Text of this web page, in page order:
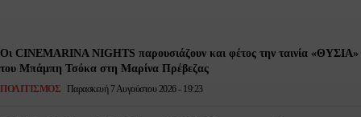
Οι CINEMARINA NIGHTS παρουσιάζουν και φέτος την ταινία «ΘΥΣΙΑ»
του Μπάμπη Τσόκα στη Μαρίνα Πρέβεζας
ΠΟΛΙΤΙΣΜΌΣ Παρασκευή 7 Αυγούστου 2026 - 19:23